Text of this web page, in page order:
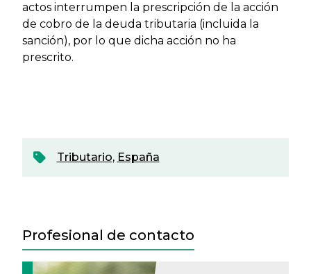
actos interrumpen la prescripción de la acción
de cobro de la deuda tributaria (incluida la
sanción), por lo que dicha acción no ha
prescrito.
Tributario, España
Profesional de contacto